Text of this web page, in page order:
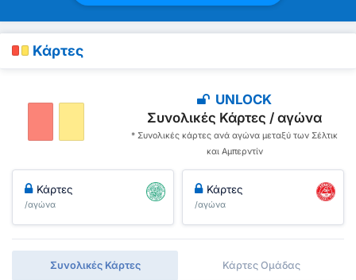
Κάρτες
UNLOCK
Συνολικές Κάρτες / αγώνα
* Συνολικές κάρτες ανά αγώνα μεταξύ των Σέλτικ
και Αμπερντίν
Κάρτες
/αγώνα
Κάρτες
/αγώνα
Συνολικές Κάρτες Κάρτες Ομάδας